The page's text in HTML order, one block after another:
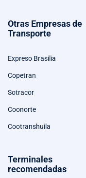
Otras Empresas de
Transporte
Expreso Brasilia
Copetran
Sotracor
Coonorte
Cootranshuila
Terminales
recomendadas